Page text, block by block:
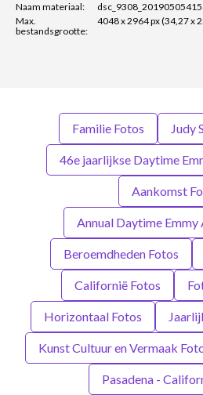
Naam materiaal:
Max.
bestandsgrootte:
4048 x 2964 px (34,27 x
Familie Fotos Judy
46e jaarlijkse Daytime
Aankomst
Annual Daytime Emmy
Beroemdheden Fotos
Californië Fotos
Horizontaal Fotos
Kunst Cultuur en Vermaak
Pasadena -